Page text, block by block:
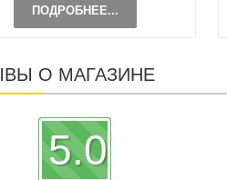
ПОДРОБНЕЕ...
О МАГАЗИНЕ
5.0